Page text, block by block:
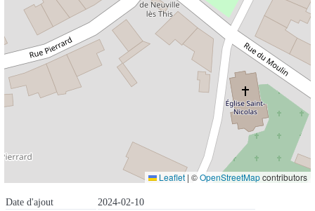
Date d'ajout
2024-02-10
Leaflet | ©OpenStreetMapcontributors